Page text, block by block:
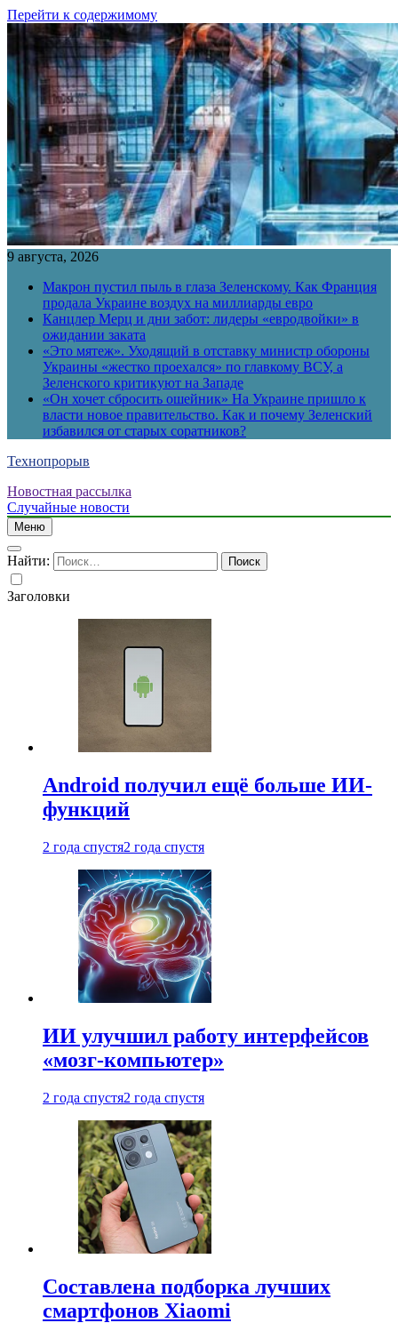
Перейти к содержимому
9 августа, 2026
Макрон пустил пыль в глаза Зеленскому. Как Франция
продала Украине воздух на миллиарды евро
Канцлер Мерц и дни забот: лидеры «евродвойки» в
ожидании заката
«Это мятеж». Уходящий в отставку министр обороны
Украины «жестко проехался» по главкому ВСУ, а
Зеленского критикуют на Западе
«Он хочет сбросить ошейник» На Украине пришло к
власти новое правительство. Как и почему Зеленский
избавился от старых соратников?
Технопрорыв
Новостная рассылка
Случайные новости
Меню
Найти:
Заголовки
Android получил ещё больше ИИ-
функций
2 года спустя2 года спустя
ИИ улучшил работу интерфейсов
«мозг-компьютер»
2 года спустя2 года спустя
Составлена подборка лучших
смартфонов Xiaomi